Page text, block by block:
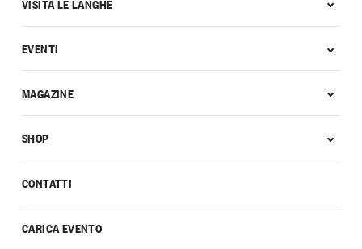
CONTATTI
CARICA EVENTO
VISITA LE LANGHE
EVENTI
MAGAZINE
SHOP